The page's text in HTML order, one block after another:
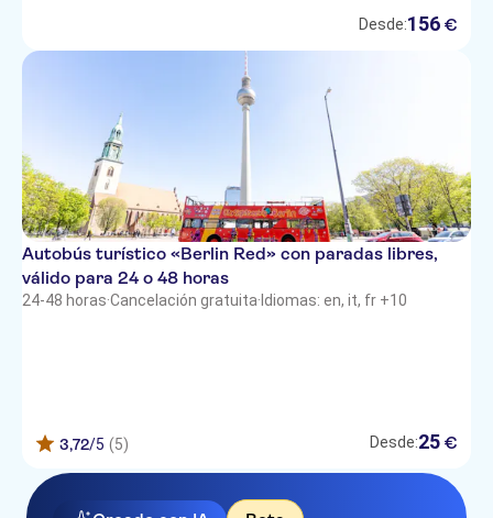
Desde:156 €
Autobús turístico «Berlin Red» con paradas libres,
válido para 24 o 48 horas
24-48 horas·Cancelación gratuita· Idiomas: en, it, fr +10
3,72/5 (5) Desde:25 €